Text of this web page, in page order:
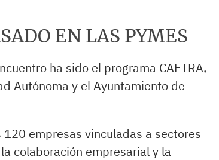
EN LAS PYMES
ha sido el programa CAETRA,
Autónoma y el Ayuntamiento de
empresas vinculadas a sectores
colaboración empresarial y la